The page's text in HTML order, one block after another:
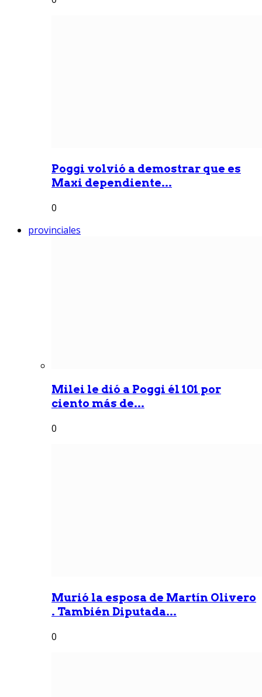
Poggi volvió a demostrar que es
Maxi dependiente...
0
provinciales
Milei le dió a Poggi él 101 por
ciento más de...
0
Murió la esposa de Martín Olivero
. También Diputada...
0